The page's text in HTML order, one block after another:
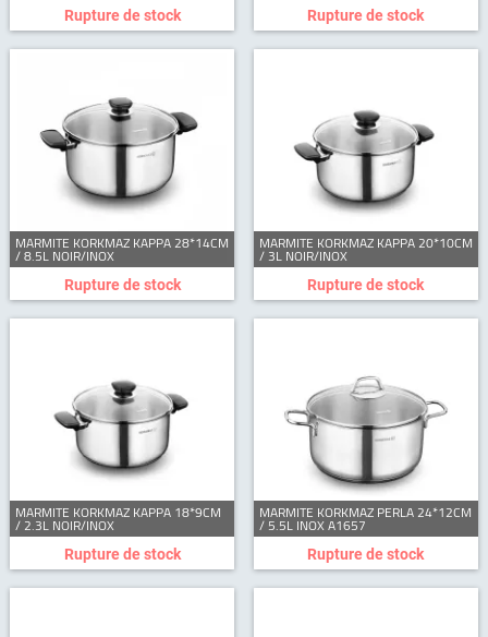
Rupture de stock Rupture de stock
MARMITE KORKMAZ KAPPA 28*14CM
/ 8.5L NOIR/INOX
Rupture de stock
MARMITE KORKMAZ KAPPA 20*10CM
/ 3L NOIR/INOX
Rupture de stock
MARMITE KORKMAZ KAPPA 18*9CM
/ 2.3L NOIR/INOX
Rupture de stock
MARMITE KORKMAZ PERLA 24*12CM
/ 5.5L INOX A1657
Rupture de stock